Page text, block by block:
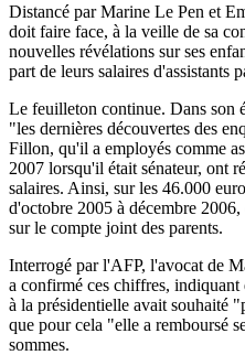
Distancé par Marine Le Pen et
doit faire face, à la veille de sa
nouvelles révélations sur ses
part de leurs salaires d'assistants
Le feuilleton continue. Dans son
"les dernières découvertes des
Fillon, qu'il a employés comme
2007 lorsqu'il était sénateur, ont
salaires. Ainsi, sur les 46.000
d'octobre 2005 à décembre
sur le compte joint des parents.
Interrogé par l'AFP, l'avocat de
a confirmé ces chiffres,
à la présidentielle avait souhaité
que pour cela "elle a remboursé
sommes.